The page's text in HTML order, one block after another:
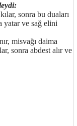
sonra bu duaları
yatar ve sağ elini
misvağı daima
sonra abdest alır ve